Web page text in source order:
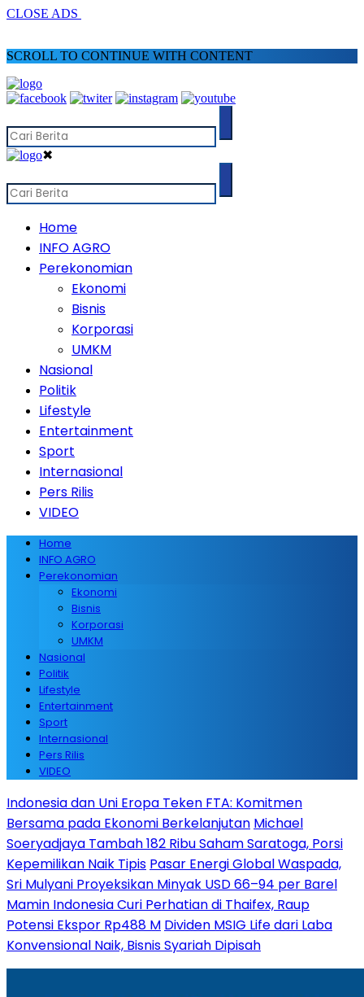
CLOSE ADS
SCROLL TO CONTINUE WITH CONTENT
✖
Home
INFO AGRO
Perekonomian
Ekonomi
Bisnis
Korporasi
UMKM
Nasional
Politik
Lifestyle
Entertainment
Sport
Internasional
Pers Rilis
VIDEO
Home
INFO AGRO
Perekonomian
Ekonomi
Bisnis
Korporasi
UMKM
Nasional
Politik
Lifestyle
Entertainment
Sport
Internasional
Pers Rilis
VIDEO
Indonesia dan Uni Eropa Teken FTA: Komitmen
Bersama pada Ekonomi Berkelanjutan Michael
Soeryadjaya Tambah 182 Ribu Saham Saratoga, Porsi
Kepemilikan Naik Tipis Pasar Energi Global Waspada,
Sri Mulyani Proyeksikan Minyak USD 66–94 per Barel
Mamin Indonesia Curi Perhatian di Thaifex, Raup
Potensi Ekspor Rp488 M Dividen MSIG Life dari Laba
Konvensional Naik, Bisnis Syariah Dipisah